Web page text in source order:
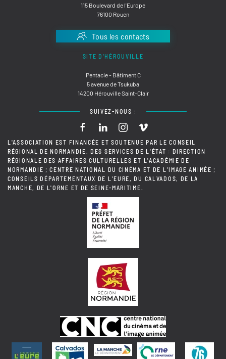
115 Boulevard de l'Europe
76100 Rouen
Tous les contacts
SITE D'HÉROUVILLE
Pentacle - Bâtiment C
5 avenue de Tsukuba
14200 Hérouville Saint-Clair
SUIVEZ-NOUS :
L'ASSOCIATION EST FINANCÉE ET SOUTENUE PAR LE CONSEIL
RÉGIONAL DE NORMANDIE, DES SERVICES DE L'ÉTAT : DIRECTION
RÉGIONALE DES AFFAIRES CULTURELLES ET L'ACADÉMIE DE
NORMANDIE ; CENTRE NATIONAL DU CINÉMA ET DE L'IMAGE ANIMÉE ;
CONSEILS DÉPARTEMENTAUX DE L'EURE, DU CALVADOS, DE LA
MANCHE, DE L'ORNE ET DE SEINE-MARITIME.